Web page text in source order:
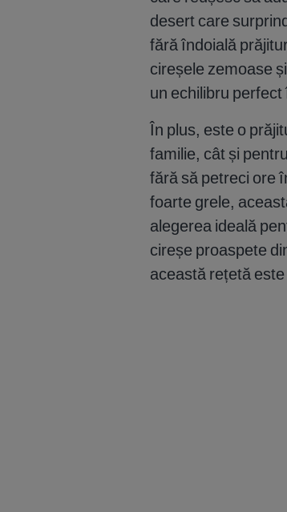
desert care
fără îndoială
cireșele zemoase
un echilibru
În plus, este o
familie, cât și
fără să petreci ore
foarte grele,
alegerea ideală
cireșe proaspete
această rețetă